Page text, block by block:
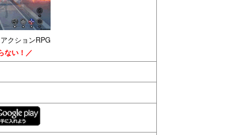
クションRPG
ない！／